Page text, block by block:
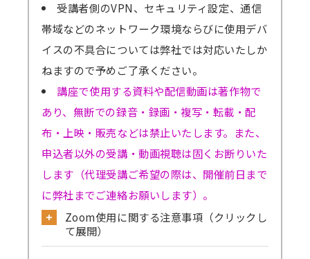
受講者側のVPN、セキュリティ設定、通信
帯域などのネットワーク環境ならびに使用デバ
イスの不具合については弊社では対応いたしか
ねますので予めご了承ください。
講座で使用する資料や配信動画は著作物で
あり、無断での録音・録画・複写・転載・配
布・上映・販売などは禁止いたします。また、
申込者以外の受講・動画視聴は固くお断りいた
します（代理受講ご希望の際は、開催前日まで
に弊社までご連絡お願いします）。
Zoom使用に関する注意事項（クリックし
て展開）